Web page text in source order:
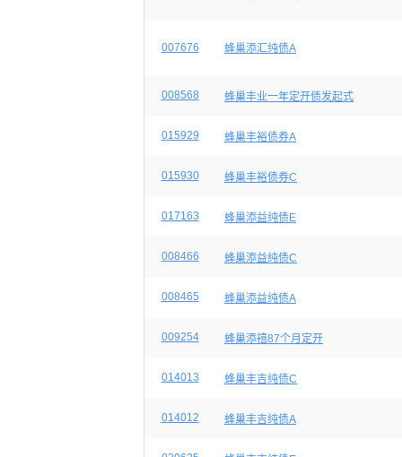
007676 蜂巢添汇纯债A
008568 蜂巢丰业一年定开债发起式
015929 蜂巢丰裕债券A
015930 蜂巢丰裕债券C
017163 蜂巢添益纯债E
008466 蜂巢添益纯债C
008465 蜂巢添益纯债A
009254 蜂巢添禧87个月定开
014013 蜂巢丰吉纯债C
014012 蜂巢丰吉纯债A